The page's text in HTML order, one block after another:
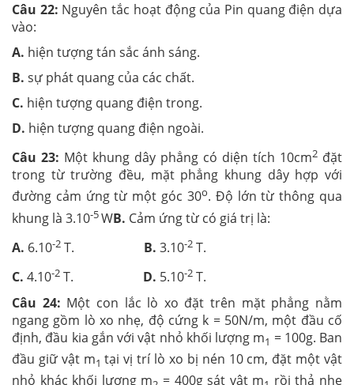
Câu 22: Nguyên tắc hoạt động của Pin quang điện dựa
vào:
A. hiện tượng tán sắc ánh sáng.
B. sự phát quang của các chất.
C. hiện tượng quang điện trong.
D. hiện tượng quang điện ngoài.
Câu 23: Một khung dây phẳng có diện tích 10cm2 đặt
trong từ trường đều, mặt phẳng khung dây hợp với
đường cảm ứng từ một góc 30o. Độ lớn từ thông qua
khung là 3.10-5WB. Cảm ứng từ có giá trị là:
A. 6.10-2 T. B. 3.10-2 T.
C. 4.10-2 T. D. 5.10-2 T.
Câu 24: Một con lắc lò xo đặt trên mặt phẳng nằm
ngang gồm lò xo nhẹ, độ cứng k = 50N/m, một đầu cố
định, đầu kia gắn với vật nhỏ khối lượng m1 = 100g. Ban
đầu giữ vật m1 tại vị trí lò xo bị nén 10 cm, đặt một vật
nhỏ khác khối lượng m
= 400g sát vật m rồi thả nhẹ